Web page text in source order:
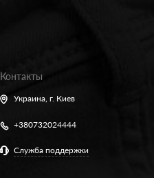
Контакты
Украина, г. Киев
+380732024444
Служба поддержки